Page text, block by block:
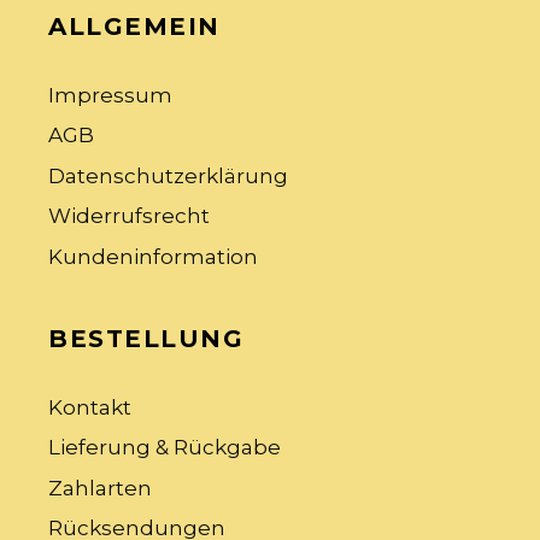
ALLGEMEIN
Impressum
AGB
Datenschutzerklärung
Widerrufsrecht
Kundeninformation
BESTELLUNG
Kontakt
Lieferung & Rückgabe
Zahlarten
Rücksendungen